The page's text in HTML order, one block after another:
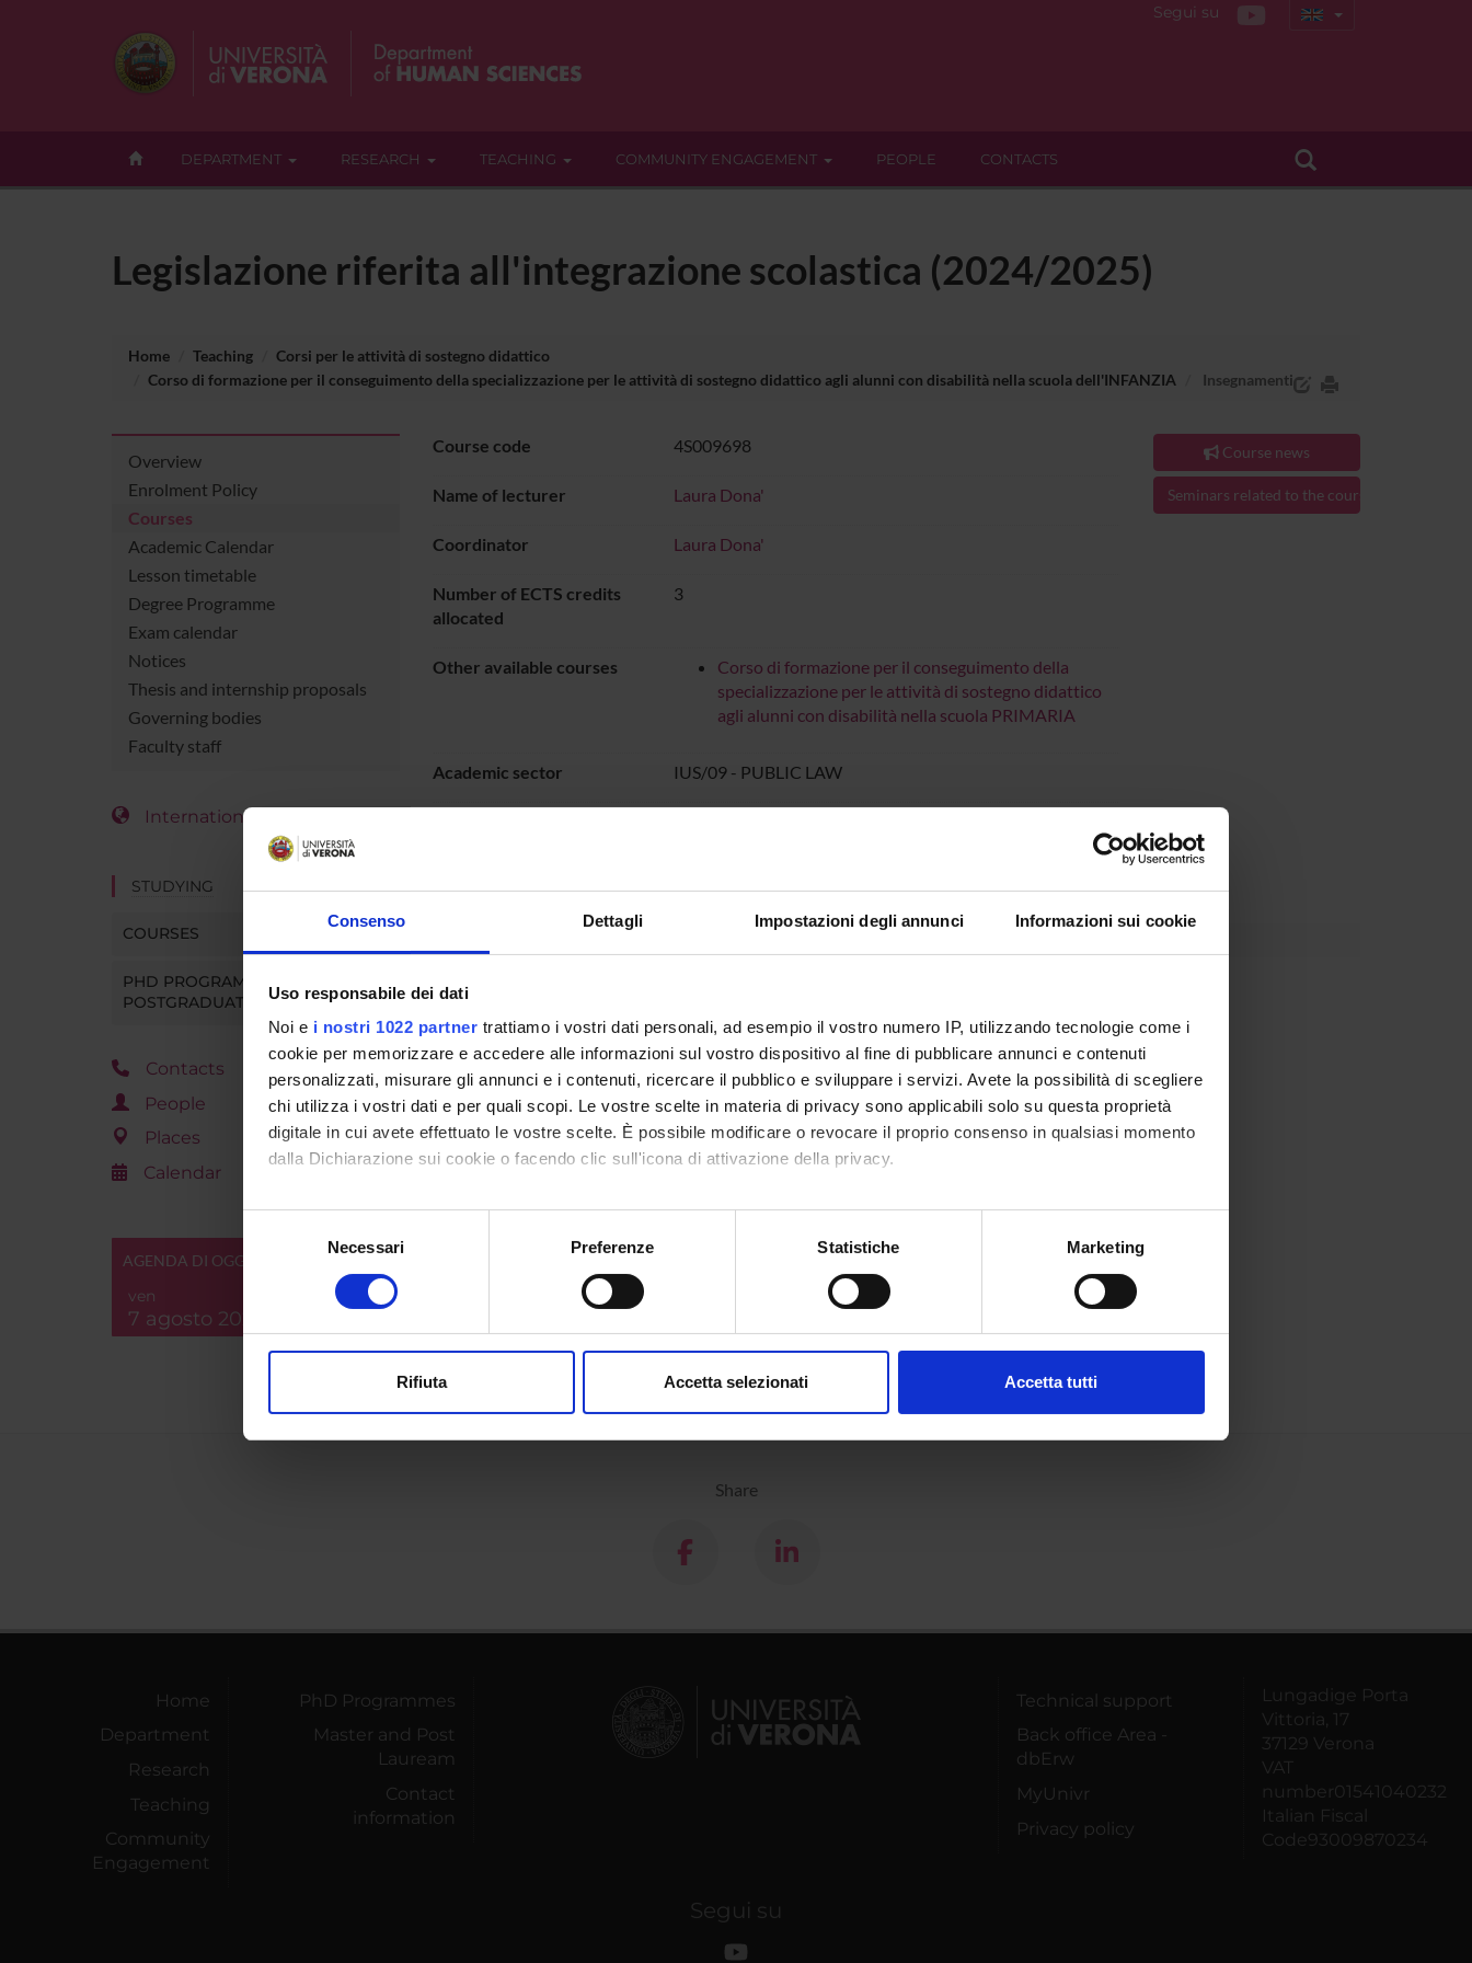
Consenso Dettagli Impostazioni degli annunci Informazioni sui cookie
Uso responsabile dei dati
Noi e i nostri 1022 partner trattiamo i vostri dati personali, ad esempio il vostro numero IP, utilizzando tecnologie come i
cookie per memorizzare e accedere alle informazioni sul vostro dispositivo al fine di pubblicare annunci e contenuti
personalizzati, misurare gli annunci e i contenuti, ricercare il pubblico e sviluppare i servizi. Avete la possibilità di scegliere
chi utilizza i vostri dati e per quali scopi. Le vostre scelte in materia di privacy sono applicabili solo su questa proprietà
digitale in cui avete effettuato le vostre scelte. È possibile modificare o revocare il proprio consenso in qualsiasi momento
dalla Dichiarazione sui cookie o facendo clic sull'icona di attivazione della privacy.
Con il tuo consenso, vorremmo anche:
raccogliere informazioni sulla tua posizione geografica, con un'approssimazione di qualche metro,
digitali).
modificare o ritirare il tuo consenso in qualsiasi momento dalla Dichiarazione sui cookie.
Necessari Preferenze Statistiche Marketing
Rifiuta Accetta selezionati Accetta tutti
Segui su
DEPARTMENT RESEARCH TEACHING COMMUNITY ENGAGEMENT PEOPLE CONTACTS
Legislazione riferita all'integrazione scolastica (2024/2025)
Home Teaching
Corsi per le attività di sostegno didattico
Corso di formazione per il conseguimento della specializzazione per le attività di sostegno didattico agli alunni con disabilità nella scuola dell'INFANZIA
Insegnamenti
Overview
Enrolment Policy
Courses
Academic Calendar
Lesson timetable
Degree Programme
Exam calendar
Notices
Thesis and internship proposals
Governing bodies
Faculty staff
International Students
STUDYING
COURSES
PHD PROGRAMMES AND
POSTGRADUATE TRAINING
Contacts
People
Places
Calendar
AGENDA DI OGGI
ven
7 agosto 2026
Course code 4S009698
Name of lecturer Laura Dona'
Coordinator Laura Dona'
Number of ECTS credits
allocated
3
Other available courses
Corso di formazione per il conseguimento della
specializzazione per le attività di sostegno didattico
agli alunni con disabilità nella scuola PRIMARIA
Academic sector IUS/09 - PUBLIC LAW
Course news
Seminars related to the course
Go to lesson schedule
Share
Home
Department
Research
Teaching
Community
Engagement
PhD Programmes
Master and Post
Lauream
Contact
information
Technical support
Back office Area -
dbErw
MyUnivr
Privacy policy
Lungadige Porta
Vittoria, 17
37129 Verona
VAT
number01541040232
Italian Fiscal
Code93009870234
Segui su